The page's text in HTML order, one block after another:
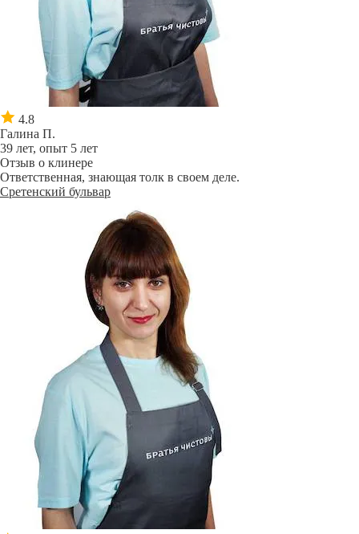
4.8
Галина П.
39 лет, опыт 5 лет
Отзыв о клинере
Ответственная, знающая толк в своем деле.
Сретенский бульвар